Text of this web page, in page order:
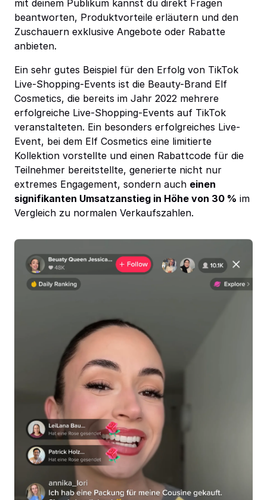
mit deinem Publikum kannst du direkt Fragen
beantworten, Produktvorteile erläutern und den
Zuschauern exklusive Angebote oder Rabatte
anbieten.
Ein sehr gutes Beispiel für den Erfolg von TikTok
Live-Shopping-Events ist die Beauty-Brand Elf
Cosmetics, die bereits im Jahr 2022 mehrere
erfolgreiche Live-Shopping-Events auf TikTok
veranstalteten. Ein besonders erfolgreiches Live-
Event, bei dem Elf Cosmetics eine limitierte
Kollektion vorstellte und einen Rabattcode für die
Teilnehmer bereitstellte, generierte nicht nur
extremes Engagement, sondern auch einen
signifikanten Umsatzanstieg in Höhe von 30 % im
Vergleich zu normalen Verkaufszahlen.